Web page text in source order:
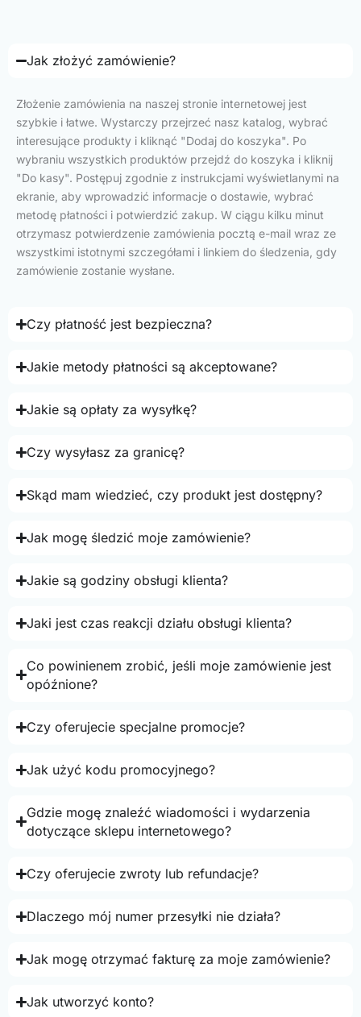
Jak złożyć zamówienie?
Złożenie zamówienia na naszej stronie internetowej jest
szybkie i łatwe. Wystarczy przejrzeć nasz katalog, wybrać
interesujące produkty i kliknąć "Dodaj do koszyka". Po
wybraniu wszystkich produktów przejdź do koszyka i kliknij
"Do kasy". Postępuj zgodnie z instrukcjami wyświetlanymi na
ekranie, aby wprowadzić informacje o dostawie, wybrać
metodę płatności i potwierdzić zakup. W ciągu kilku minut
otrzymasz potwierdzenie zamówienia pocztą e-mail wraz ze
wszystkimi istotnymi szczegółami i linkiem do śledzenia, gdy
zamówienie zostanie wysłane.
Czy płatność jest bezpieczna?
Jakie metody płatności są akceptowane?
Jakie są opłaty za wysyłkę?
Czy wysyłasz za granicę?
Skąd mam wiedzieć, czy produkt jest dostępny?
Jak mogę śledzić moje zamówienie?
Jakie są godziny obsługi klienta?
Jaki jest czas reakcji działu obsługi klienta?
Co powinienem zrobić, jeśli moje zamówienie jest
opóźnione?
Czy oferujecie specjalne promocje?
Jak użyć kodu promocyjnego?
Gdzie mogę znaleźć wiadomości i wydarzenia
dotyczące sklepu internetowego?
Czy oferujecie zwroty lub refundacje?
Dlaczego mój numer przesyłki nie działa?
Jak mogę otrzymać fakturę za moje zamówienie?
Jak utworzyć konto?